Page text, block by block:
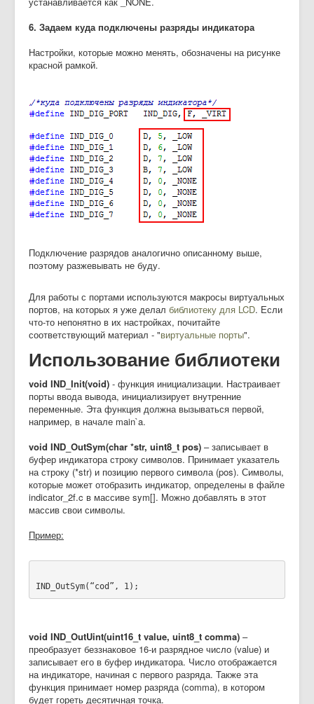
6. Задаем куда подключены разряды индикатора
Настройки, которые можно менять, обозначены на рисунке
красной рамкой.
Подключение разрядов аналогично описанному выше,
поэтому разжевывать не буду.
Для работы с портами используются макросы виртуальных
портов, на которых я уже делал библиотеку для LCD. Если
что-то непонятно в их настройках, почитайте
соответствующий материал - "виртуальные порты".
Использование библиотеки
void IND_Init(void) - функция инициализации. Настраивает
порты ввода вывода, инициализирует внутренние
переменные. Эта функция должна вызываться первой,
например, в начале main`a.
void IND_OutSym(char *str, uint8_t pos) – записывает в
буфер индикатора строку символов. Принимает указатель
на строку (*str) и позицию первого символа (pos). Символы,
которые может отобразить индикатор, определены в файле
indicator_2f.c в массиве sym[]. Можно добавлять в этот
массив свои символы.
Пример:
IND_OutSym(“cod”, 1);
void IND_OutUint(uint16_t value, uint8_t comma) –
преобразует беззнаковое 16-и разрядное число (value) и
записывает его в буфер индикатора. Число отображается
на индикаторе, начиная с первого разряда. Также эта
функция принимает номер разряда (comma), в котором
будет гореть десятичная точка.